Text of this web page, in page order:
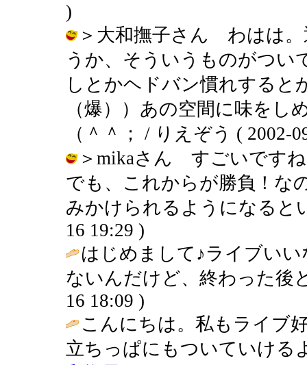
)
＞大和撫子さん わはは。
うか、そういうものがつい
しとかヘドバン慣れすると
（爆））あの空間に味を
（＾＾； / りえぞう ( 2002-
＞mikaさん すごいです
でも、これからが勝負！な
みかけられるようになると
16 19:29 )
はじめまして♪ライブい
ないんだけど、終わった後
16 18:09 )
こんにちは。私もライブ
立ちっぱにもついていけ